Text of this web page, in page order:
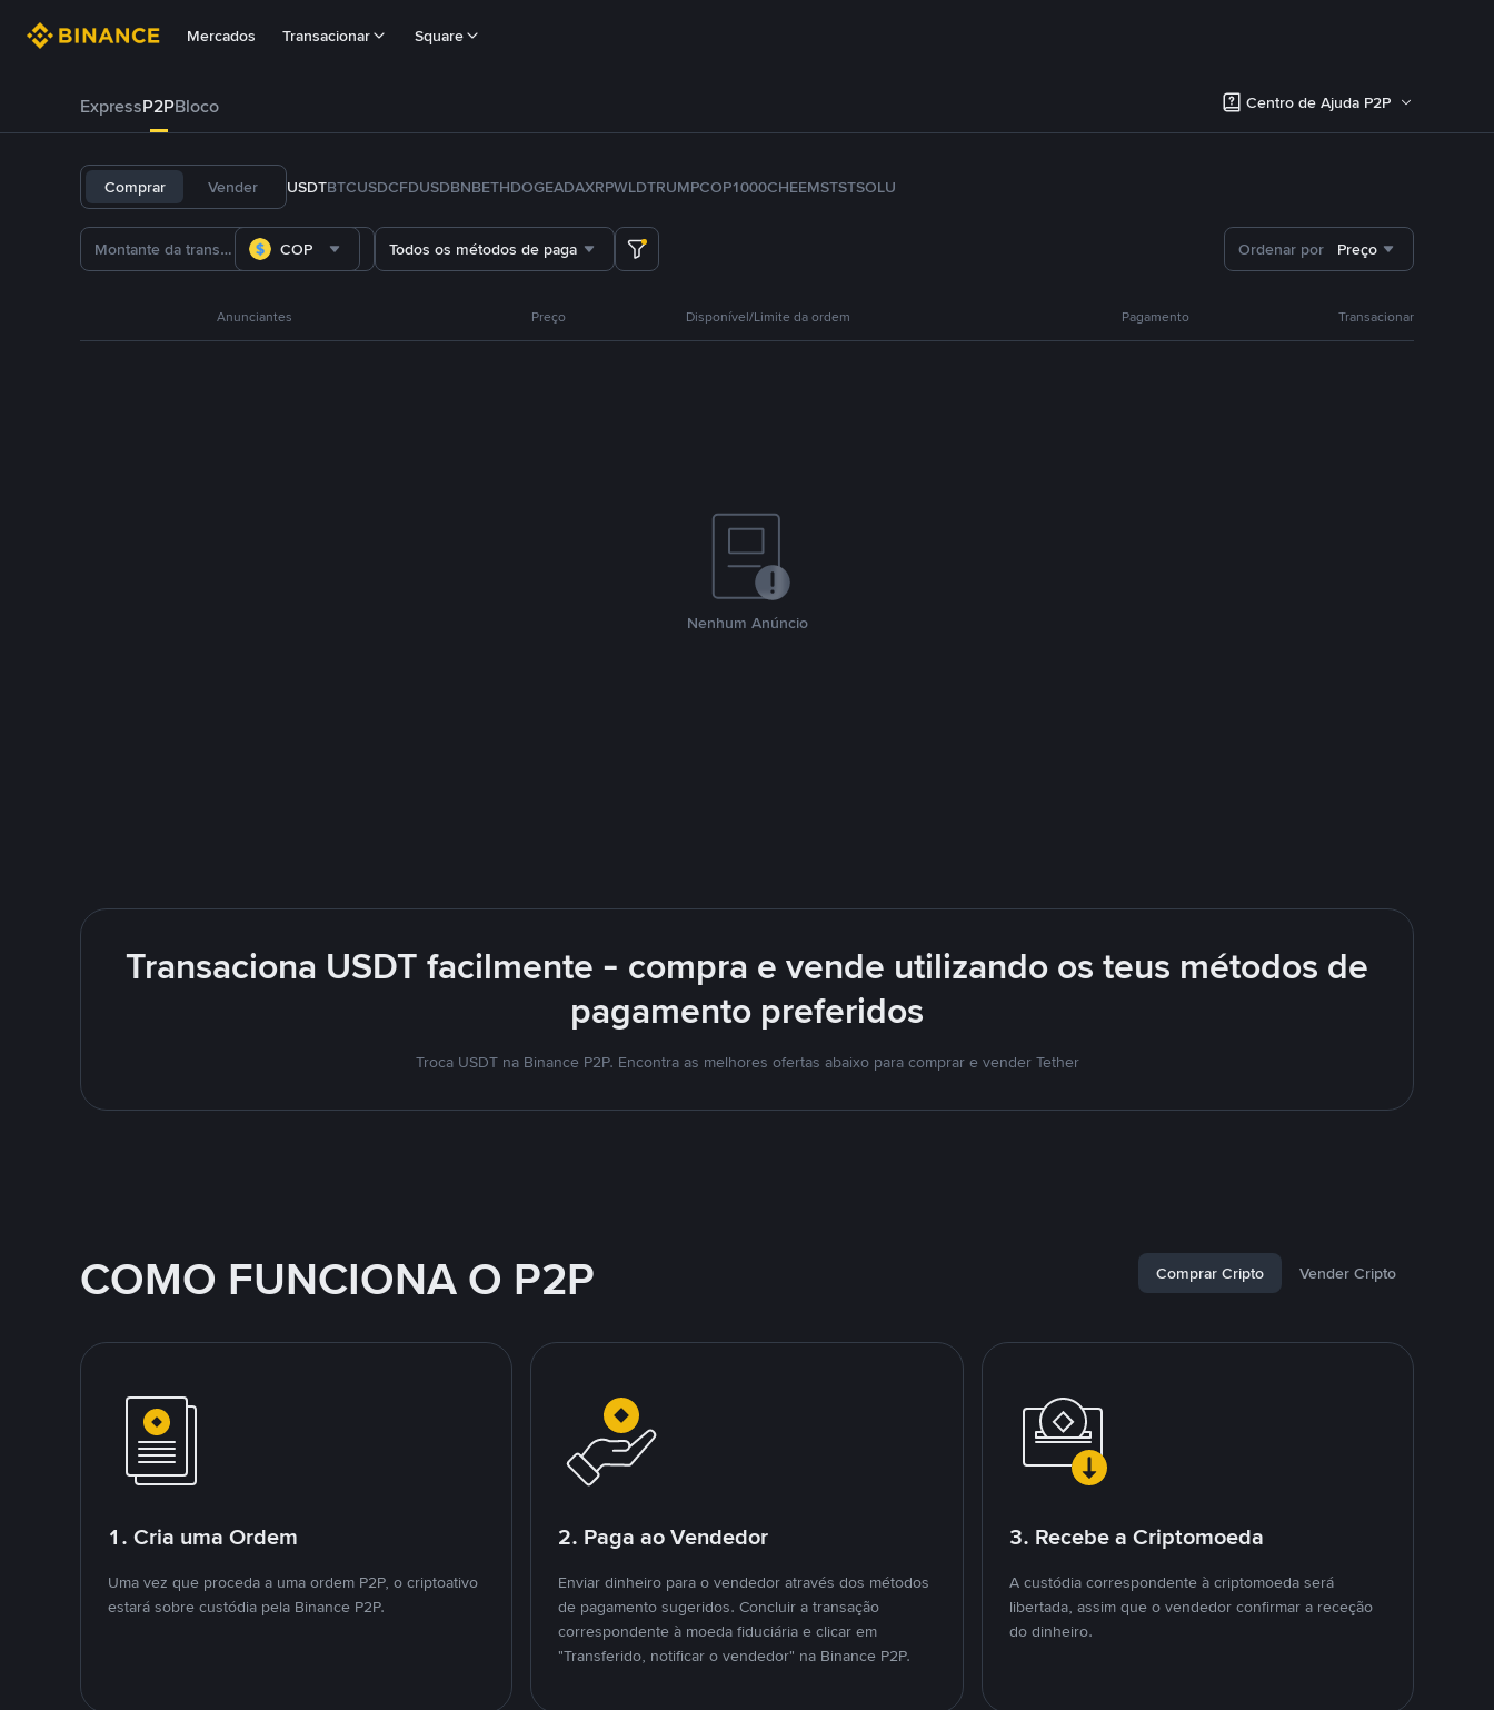
Mercados Transacionar Square
ExpressP2PBloco Centro de Ajuda P2P
Comprar Vender USDTBTCUSDCFDUSDBNBETHDOGEADAXRPWLDTRUMPCOP1000CHEEMSTSTSOLU
COP Todos os métodos de pagamento Ordenar por Preço
Anunciantes Preço Disponível/Limite da ordem Pagamento Transacionar
Nenhum Anúncio
Transaciona USDT facilmente - compra e vende utilizando os teus métodos de
pagamento preferidos
Troca USDT na Binance P2P. Encontra as melhores ofertas abaixo para comprar e vender Tether
COMO FUNCIONA O P2P Comprar Cripto Vender Cripto
1. Cria uma Ordem
Uma vez que proceda a uma ordem P2P, o criptoativo
estará sobre custódia pela Binance P2P.
2. Paga ao Vendedor
Enviar dinheiro para o vendedor através dos métodos
de pagamento sugeridos. Concluir a transação
correspondente à moeda fiduciária e clicar em
"Transferido, notificar o vendedor" na Binance P2P.
3. Recebe a Criptomoeda
A custódia correspondente à criptomoeda será
libertada, assim que o vendedor confirmar a receção
do dinheiro.